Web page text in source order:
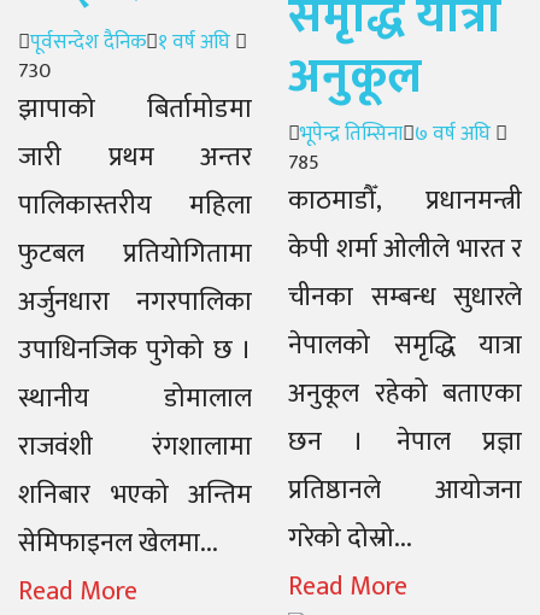
Author
पूर्वसन्देश दैनिक Posted
१ वर्ष अघि
730
झापाको बिर्तामोडमा
जारी प्रथम अन्तर
पालिकास्तरीय महिला
फुटबल प्रतियोगितामा
अर्जुनधारा नगरपालिका
उपाधिनजिक पुगेको छ ।
स्थानीय डोमालाल
राजवंशी रंगशालामा
शनिबार भएको अन्तिम
सेमिफाइनल खेलमा...
Read More
समृद्धि यात्रा
अनुकूल
Author
भूपेन्द्र तिम्सिना Posted
७ वर्ष अघि
785
काठमाडौँ, प्रधानमन्त्री
केपी शर्मा ओलीले भारत र
चीनका सम्बन्ध सुधारले
नेपालको समृद्धि यात्रा
अनुकूल रहेको बताएका
छन । नेपाल प्रज्ञा
प्रतिष्ठानले आयोजना
गरेको दोस्रो...
Read More